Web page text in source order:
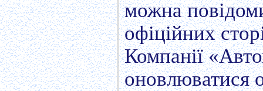
можна
офіційних
Компанії
оновлюватися